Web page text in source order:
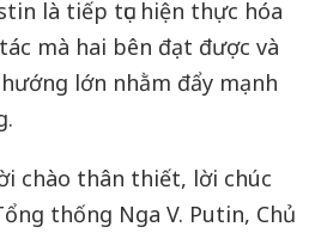
là tiếp tục hiện thực hóa
mà hai bên đạt được và
lớn nhằm đẩy mạnh
chào thân thiết, lời chúc
thống Nga V. Putin, Chủ